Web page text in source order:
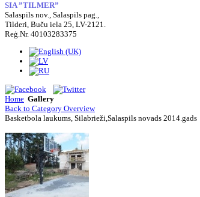
SIA ”TILMER”
Salaspils nov., Salaspils pag.,
Tilderi, Buču iela 25, LV-2121.
Reģ.Nr. 40103283375
Home Gallery
Back to Category Overview
Basketbola laukums, Silabrieži,Salaspils novads 2014.gads